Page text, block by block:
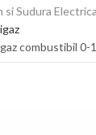
Sudura Electrica
combustibil 0-